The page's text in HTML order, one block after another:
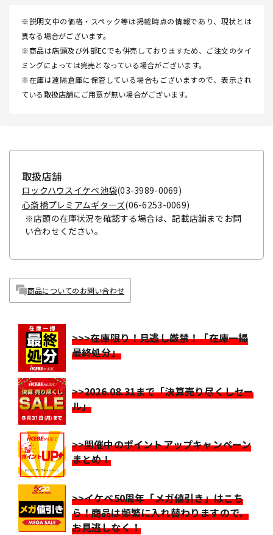
※説明文中の価格・スペック等は掲載時点の情報であり、現状とは
異なる場合がございます。
※商品は店頭及び外部ECでも併売しておりますため、ご注文のタイ
ミングによっては完売となっている場合がございます。
※在庫は遠隔倉庫に保管している場合もございますので、表示され
ている取扱店舗にご用意が無い場合がございます。
取扱店舗
ロックハウスイケベ池袋(03-3989-0069)
心斎橋プレミアムギターズ(06-6253-0069)
※店頭の在庫状況を確認する場合は、記載店舗までお問
い合わせください。
商品についてのお問い合わせ
>>>在庫限り！見逃し厳禁！「在庫一掃
最終処分」
>>2026.08.31まで「決算売り尽くしセー
ル」
>>開催中のポイントアップキャンペーン
まとめ！
>>イケベ50周年「メガ値引き」はこち
ら！商品は頻繁に入れ替わりますので、
お見逃しなく！